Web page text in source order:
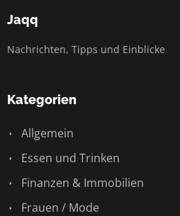
Jaqq
Nachrichten, Tipps und Einblicke
Kategorien
Allgemein
Essen und Trinken
Finanzen & Immobilien
Frauen / Mode